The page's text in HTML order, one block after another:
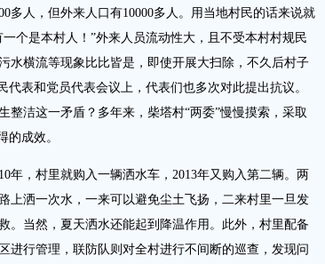
人，但外来人口有10000多人。用当地村民的话来说就
个是本村人！”外来人员流动性大，且不受本村村规民
水横流等现象比比皆是，即使开展大扫除，不久后村子
代表和党员代表会议上，代表们也多次对此提出抗议。
整洁这一矛盾？多年来，柴塔村“两委”慢慢摸索，采取
的成效。
，村里就购入一辆洒水车，2013年又购入第二辆。两
上洒一次水，一来可以避免尘土飞扬，二来村里一旦发
。当然，夏天洒水还能起到降温作用。此外，村里配备
进行管理，联防队则对全村进行不间断的巡查，发现问